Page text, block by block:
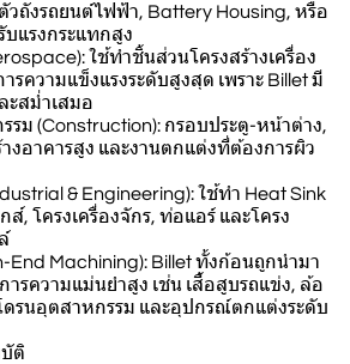
ตัวถังรถยนต์ไฟฟ้า, Battery Housing, หรือ
แรงกระแทกสูง
ใช้ทำชิ้นส่วนโครงสร้างเครื่อง
ความแข็งแรงระดับสูงสุด เพราะ Billet มี
ะสม่ำเสมอ
รม (Construction): กรอบประตู-หน้าต่าง,
งอาคารสูง และงานตกแต่งที่ต้องการผิว
& Engineering): ใช้ทำ Heat Sink
, โครงเครื่องจักร, ท่อแอร์ และโครง
End Machining): Billet ทั้งก้อนถูกนำมา
รความแม่นยำสูง เช่น เสื้อสูบรถแข่ง, ล้อ
รนอุตสาหกรรม และอุปกรณ์ตกแต่งระดับ
ติ